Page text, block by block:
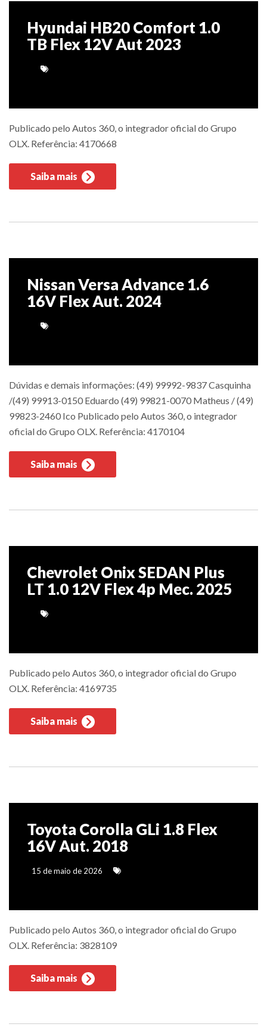
Hyundai HB20 Comfort 1.0
TB Flex 12V Aut 2023
Publicado pelo Autos 360, o integrador oficial do Grupo
OLX. Referência: 4170668
Saiba mais
Nissan Versa Advance 1.6
16V Flex Aut. 2024
Dúvidas e demais informações: (49) 99992-9837 Casquinha
/(49) 99913-0150 Eduardo (49) 99821-0070 Matheus / (49)
99823-2460 Ico Publicado pelo Autos 360, o integrador
oficial do Grupo OLX. Referência: 4170104
Saiba mais
Chevrolet Onix SEDAN Plus
LT 1.0 12V Flex 4p Mec. 2025
Publicado pelo Autos 360, o integrador oficial do Grupo
OLX. Referência: 4169735
Saiba mais
Toyota Corolla GLi 1.8 Flex
16V Aut. 2018
15 de maio de 2026
Publicado pelo Autos 360, o integrador oficial do Grupo
OLX. Referência: 3828109
Saiba mais